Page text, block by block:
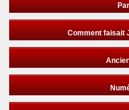
Comment faisait